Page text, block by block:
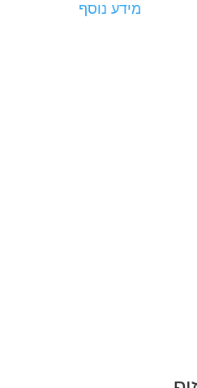
מידע נוסף